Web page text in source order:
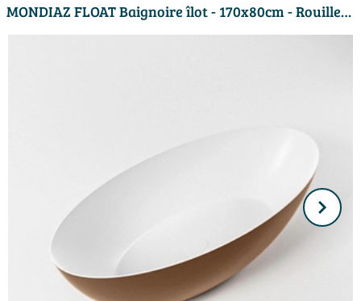
MONDIAZ FLOAT Baignoire îlot - 170x80cm - Rouille/talc